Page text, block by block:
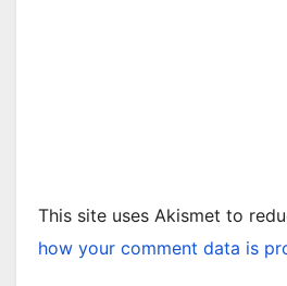
This site uses Akismet to
how your comment data is